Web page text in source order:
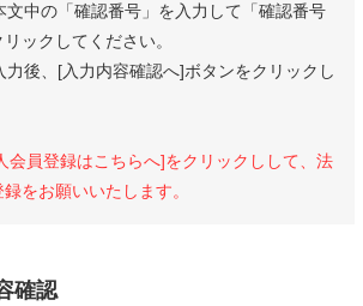
文中の「確認番号」を入力して「確認番号
ックしてください。
力後、[入力内容確認へ]ボタンをクリックし
会員登録はこちらへ]をクリックしして、法
をお願いいたします。
確認